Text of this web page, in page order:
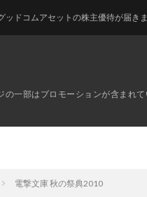
の一部はプロモーションが含まれて
ムアセットの株主優待が届きました
電撃文庫 秋の祭典2010